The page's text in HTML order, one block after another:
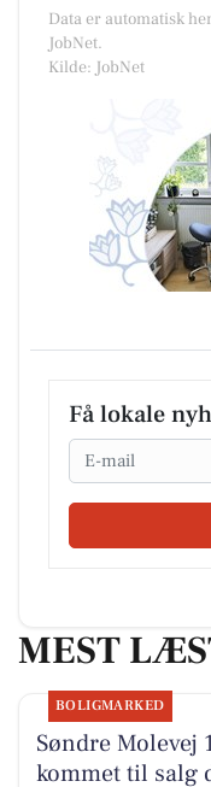
Data er automatisk
JobNet.
Kilde: JobNet
Få lokale
Email
MEST
BOLIGMARKED
Søndre Molevej
kommet til salg